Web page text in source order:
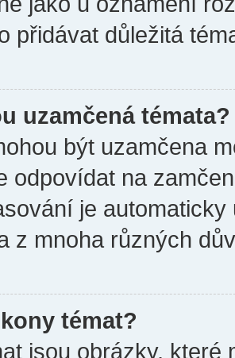
přidávat důležitá
uzamčená témata?
být uzamčena
odpovídat na
je
z mnoha různých
témat?
jsou obrázky,